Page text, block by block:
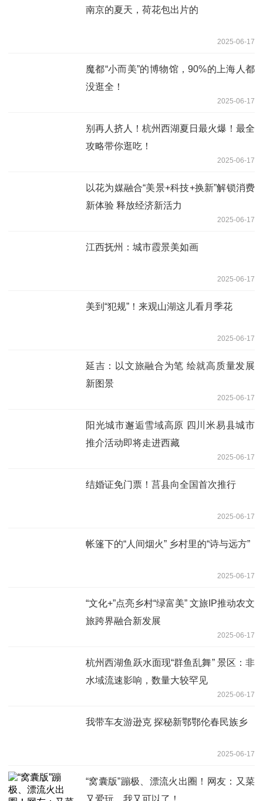
南京的夏天，荷花包出片的
2025-06-17
魔都“小而美”的博物馆，90%的上海人都
没逛全！
2025-06-17
别再人挤人！杭州西湖夏日最火爆！最全
攻略带你逛吃！
2025-06-17
以花为媒融合“美景+科技+换新”解锁消费
新体验 释放经济新活力
2025-06-17
江西抚州：城市霞景美如画
2025-06-17
美到“犯规”！来观山湖这儿看月季花
2025-06-17
延吉：以文旅融合为笔 绘就高质量发展
新图景
2025-06-17
阳光城市邂逅雪域高原 四川米易县城市
推介活动即将走进西藏
2025-06-17
结婚证免门票！莒县向全国首次推行
2025-06-17
帐篷下的“人间烟火” 乡村里的“诗与远方”
2025-06-17
“文化+”点亮乡村“绿富美” 文旅IP推动农文
旅跨界融合新发展
2025-06-17
杭州西湖鱼跃水面现“群鱼乱舞” 景区：非
水域流速影响，数量大较罕见
2025-06-17
我带车友游逊克 探秘新鄂鄂伦春民族乡
2025-06-17
“窝囊版”蹦极、漂流火出圈！网友：又菜
又爱玩，我又可以了！